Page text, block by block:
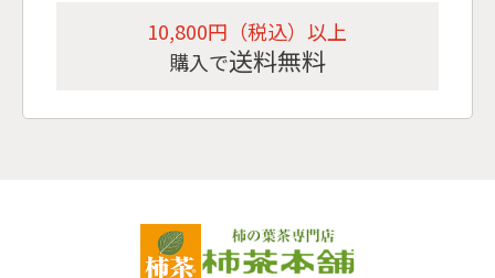
10,800円（税込）以上
購入で送料無料